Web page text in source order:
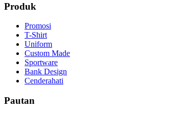
Produk
Promosi
T-Shirt
Uniform
Custom Made
Sportware
Bank Design
Cenderahati
Pautan